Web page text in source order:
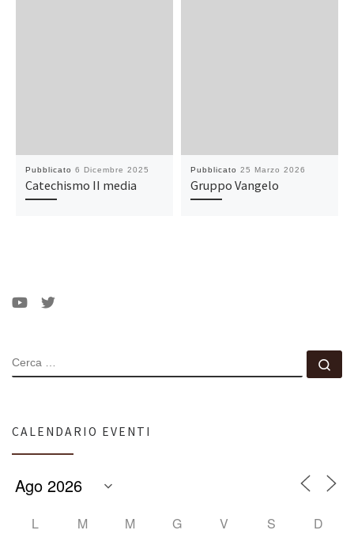
Pubblicato 6 Dicembre 2025
Catechismo II media
Pubblicato 25 Marzo 2026
Gruppo Vangelo
CERCA
CALENDARIO EVENTI
L M M G V S D